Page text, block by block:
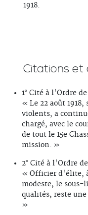
1918.
Citations et
1° Cité à l'Ordre
« Le 22 août
violents, a
chargé, avec le
de tout le 15e
mission. »
2° Cité à l'Ordre
« Officier d'élite,
modeste, le sous-
qualités, reste
»